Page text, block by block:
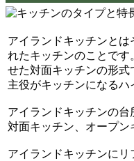
アイランドキッチンと
れたキッチンのことです
せた対面キッチンの形
主役がキッチンになるハ
アイランドキッチンの
対面キッチン、オープン
アイランドキッチンにリ